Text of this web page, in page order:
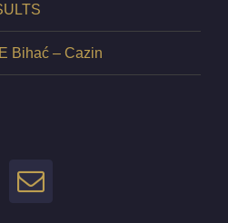
Bihać – Cazin